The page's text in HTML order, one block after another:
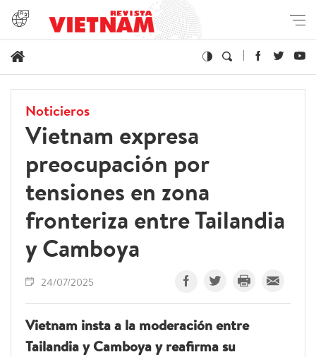
Noticieros
Vietnam expresa
preocupación por
tensiones en zona
fronteriza entre Tailandia
y Camboya
24/07/2025
Vietnam insta a la moderación entre
Tailandia y Camboya y reafirma su